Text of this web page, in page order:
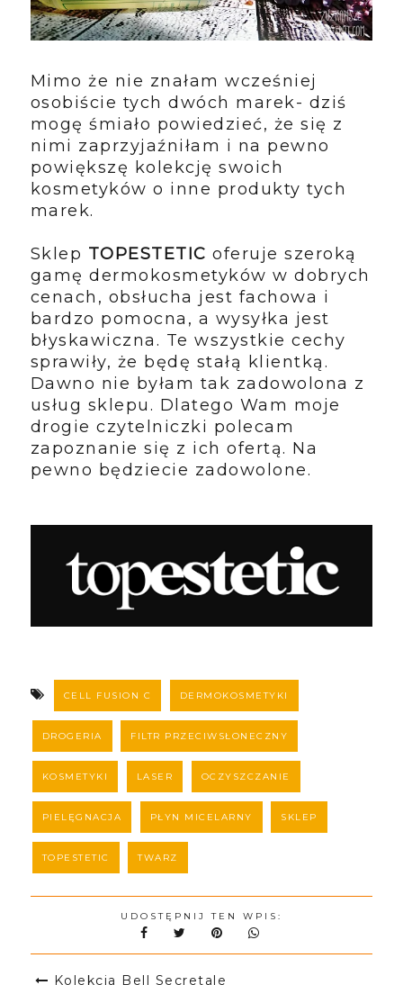
Mimo że nie znałam wcześniej
osobiście tych dwóch marek- dziś
mogę śmiało powiedzieć, że się z
nimi zaprzyjaźniłam i na pewno
powiększę kolekcję swoich
kosmetyków o inne produkty tych
marek.
Sklep TOPESTETIC oferuje szeroką
gamę dermokosmetyków w dobrych
cenach, obsłucha jest fachowa i
bardzo pomocna, a wysyłka jest
błyskawiczna. Te wszystkie cechy
sprawiły, że będę stałą klientką.
Dawno nie byłam tak zadowolona z
usług sklepu. Dlatego Wam moje
drogie czytelniczki polecam
zapoznanie się z ich ofertą. Na
pewno będziecie zadowolone.
CELL FUSION C DERMOKOSMETYKI
DROGERIA FILTR PRZECIWSŁONECZNY
KOSMETYKI LASER OCZYSZCZANIE
PIELĘGNACJA PŁYN MICELARNY SKLEP
TOPESTETIC TWARZ
UDOSTĘPNIJ TEN WPIS:
Kolekcja Bell Secretale